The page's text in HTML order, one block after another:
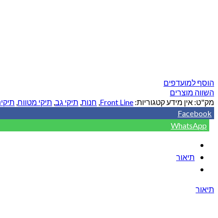
הוסף למועדפים
השווה מוצרים
מק"ט: אין מידעקטגוריות: Front Line
, חנות, תיקי גב, תיקי מטווח,
Facebook
WhatsApp
תיאור
תיאור